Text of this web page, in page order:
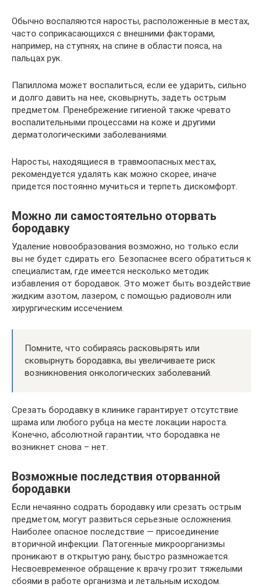
Обычно воспаляются наросты, расположенные в местах,
часто соприкасающихся с внешними факторами,
например, на ступнях, на спине в области пояса, на
пальцах рук.
Папиллома может воспалиться, если ее ударить, сильно
и долго давить на нее, сковырнуть, задеть острым
предметом. Пренебрежение гигиеной также чревато
воспалительными процессами на коже и другими
дерматологическими заболеваниями.
Наросты, находящиеся в травмоопасных местах,
рекомендуется удалять как можно скорее, иначе
придется постоянно мучиться и терпеть дискомфорт.
Можно ли самостоятельно оторвать
бородавку
Удаление новообразования возможно, но только если
вы не будет сдирать его. Безопаснее всего обратиться к
специалистам, где имеется несколько методик
избавления от бородавок. Это может быть воздействие
жидким азотом, лазером, с помощью радиоволн или
хирургическим иссечением.
Помните, что собираясь расковырять или
сковырнуть бородавка, вы увеличиваете риск
возникновения онкологических заболеваний.
Срезать бородавку в клинике гарантирует отсутствие
шрама или любого рубца на месте локации нароста.
Конечно, абсолютной гарантии, что бородавка не
возникнет снова – нет.
Возможные последствия оторванной
бородавки
Если нечаянно содрать бородавку или срезать острым
предметом, могут развиться серьезные осложнения.
Наиболее опасное последствие — присоединение
вторичной инфекции. Патогенные микроорганизмы
проникают в открытую рану, быстро размножается.
Несвоевременное обращение к врачу грозит тяжелыми
сбоями в работе организма и летальным исходом.